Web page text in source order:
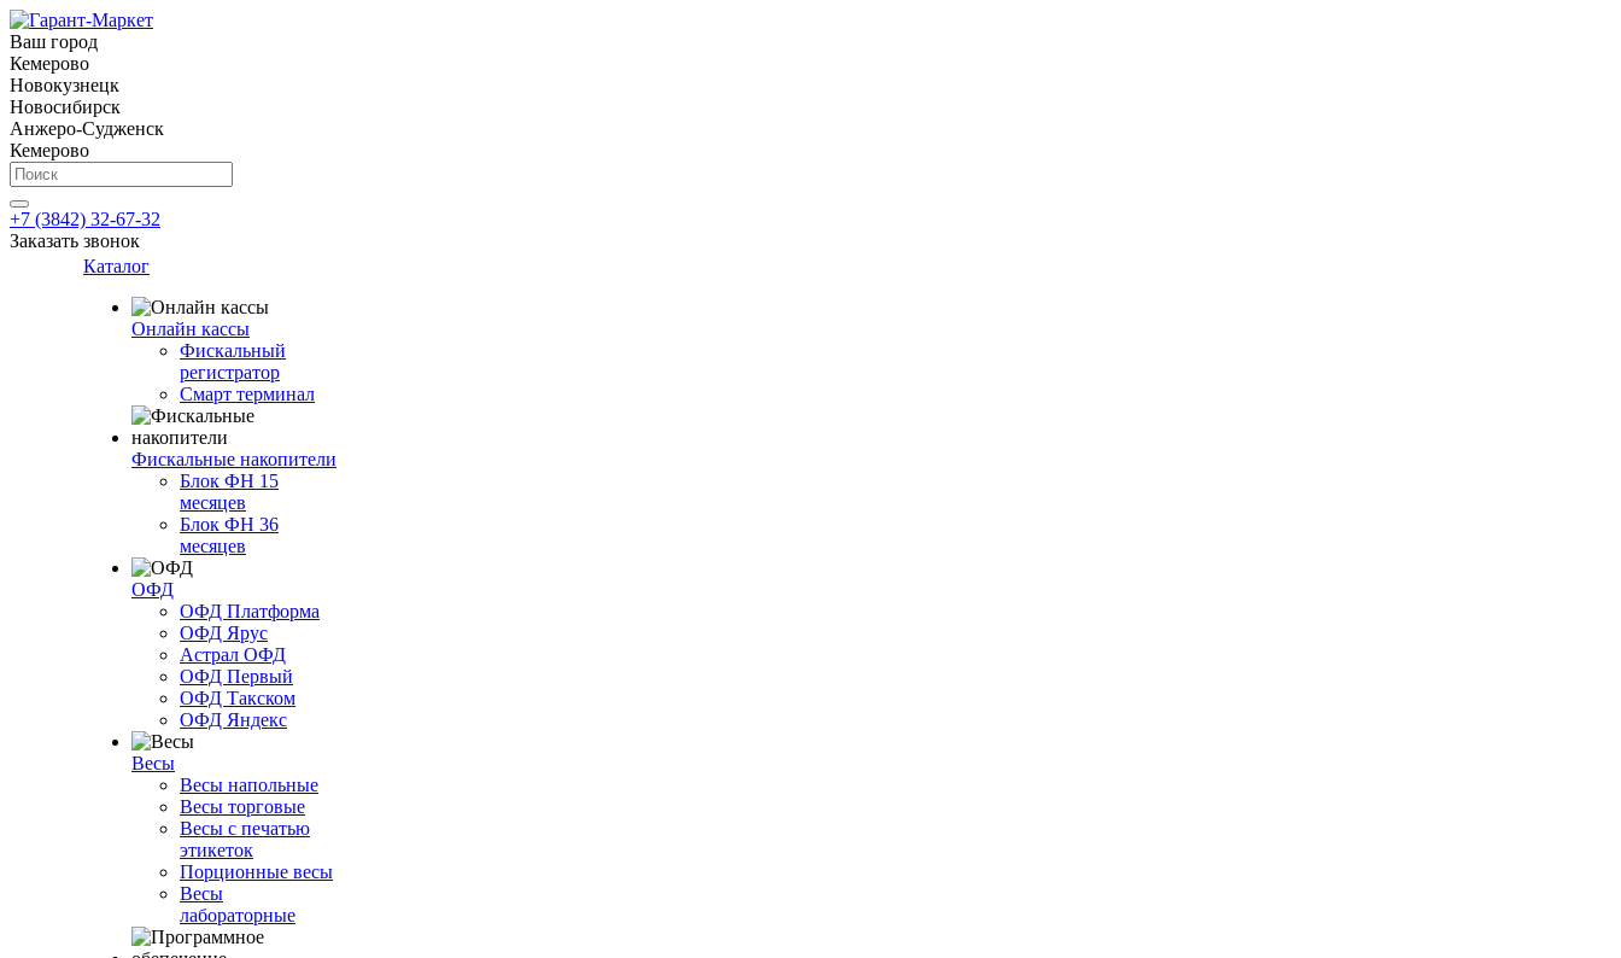
Ваш город
Кемерово
Новокузнецк
Новосибирск
Анжеро-Судженск
Кемерово
+7 (3842) 32-67-32
Заказать звонок
Каталог
Онлайн кассы
Фискальный
регистратор
Смарт терминал
Фискальные накопители
Блок ФН 15
месяцев
Блок ФН 36
месяцев
ОФД
ОФД Платформа
ОФД Ярус
Астрал ОФД
ОФД Первый
ОФД Такском
ОФД Яндекс
Весы
Весы напольные
Весы торговые
Весы с печатью
этикеток
Порционные весы
Весы
лабораторные